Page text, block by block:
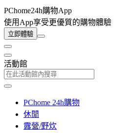
PChome24h購物App
使用App享受更優質的購物體驗
立即體驗
活動館
PChome 24h購物
休閒
露營/野炊